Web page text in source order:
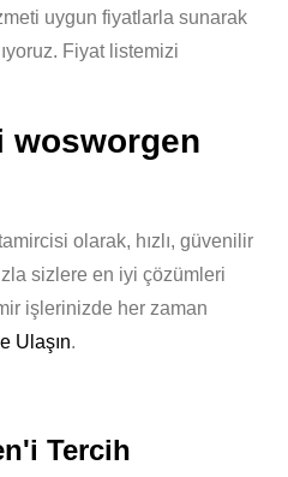
uygun fiyatlarla sunarak
Fiyat listemizi
wosworgen
olarak, hızlı, güvenilir
sizlere en iyi çözümleri
işlerinizde her zaman
Ulaşın.
Tercih